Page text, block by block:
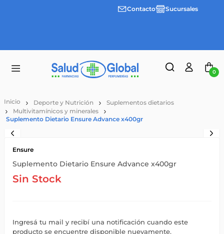
Envíos
Contacto Sucursales
0
Deporte y Nutrición
Suplementos dietarios
Multivitamínicos y minerales
Suplemento Dietario Ensure Advance x400gr
Ensure
Suplemento Dietario Ensure Advance x400gr
Sin Stock
Ingresá tu mail y recibí una notificación cuando este
producto se encuentre disponible nuevamente.